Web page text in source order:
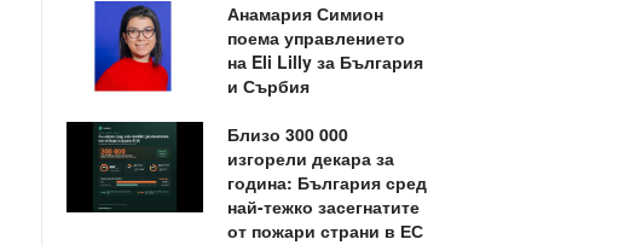
Анамария Симион
поема управлението
на Eli Lilly за България
и Сърбия
Близо 300 000
изгорели декара за
година: България сред
най-тежко засегнатите
от пожари страни в ЕС